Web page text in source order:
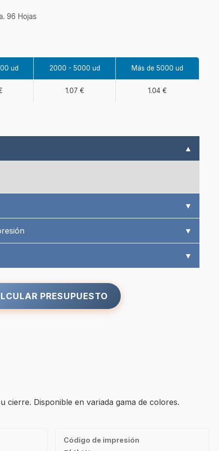
96 Hojas
ud 2000 - 5000 ud Más de 5000 ud
1.07 € 1.04 €
▲
▼
▼
▼
PRESUPUESTO
cierre. Disponible en variada gama de colores.
Código de impresión